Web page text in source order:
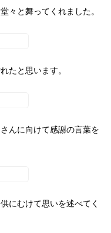
々と舞ってくれました。
たと思います。
んに向けて感謝の言葉を
にむけて思いを述べてく